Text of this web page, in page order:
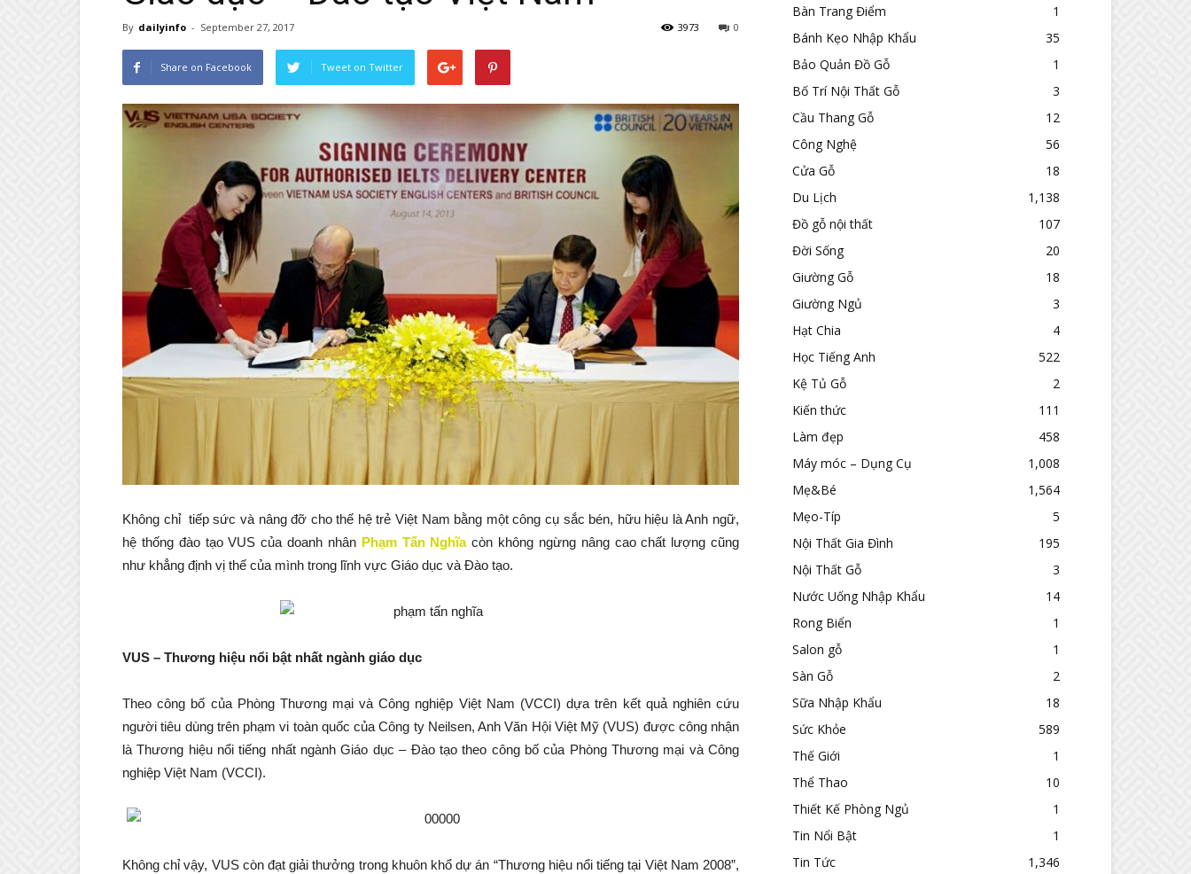
By dailyinfo - September 27, 2017 0
3973
Share on Facebook Tweet on Twitter
Không chỉ tiếp sức và nâng đỡ cho thế hệ trẻ Việt Nam bằng một công cụ sắc bén, hữu hiệu là Anh ngữ,
hệ thống đào tạo VUS của doanh nhân Phạm Tấn Nghĩacòn không ngừng nâng cao chất lượng cũng
như khẳng định vị thế của mình trong lĩnh vực Giáo dục và Đào tạo.
VUS – Thương hiệu nổi bật nhất ngành giáo dục
Theo công bố của Phòng Thương mại và Công nghiệp Việt Nam (VCCI) dựa trên kết quả nghiên cứu
người tiêu dùng trên phạm vi toàn quốc của Công ty Neilsen, Anh Văn Hội Việt Mỹ (VUS) được công nhận
là Thương hiệu nổi tiếng nhất ngành Giáo dục – Đào tạo theo công bố của Phòng Thương mại và Công
nghiệp Việt Nam (VCCI).
Không chỉ vậy, VUS còn đạt giải thưởng trong khuôn khổ dự án “Thương hiệu nổi tiếng tại Việt Nam 2008”,
Bàn Trang Điểm
1
Bánh Kẹo Nhập Khẩu
35
Bảo Quản Đồ Gỗ
1
Bố Trí Nội Thất Gỗ
3
Cầu Thang Gỗ
12
Công Nghệ
56
Cửa Gỗ
18
Du Lịch
1,138
Đồ gỗ nội thất
107
Đời Sống
20
Giường Gỗ
18
Giường Ngủ
3
Hạt Chia
4
Học Tiếng Anh
522
Kệ Tủ Gỗ
2
Kiến thức
111
Làm đẹp
458
Máy móc – Dụng Cụ
1,008
Mẹ&Bé
1,564
Mẹo-Típ
5
Nội Thất Gia Đình
195
Nội Thất Gỗ
3
Nước Uống Nhập Khẩu
14
Rong Biển
1
Salon gỗ
1
Sàn Gỗ
2
Sữa Nhập Khẩu
18
Sức Khỏe
589
Thế Giới
1
Thể Thao
10
Thiết Kế Phòng Ngủ
1
Tin Nổi Bật
1
Tin Tức
1,346